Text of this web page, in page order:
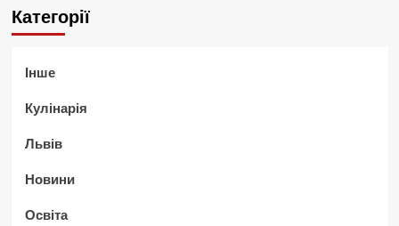
Категорії
Інше
Кулінарія
Львів
Новини
Освіта